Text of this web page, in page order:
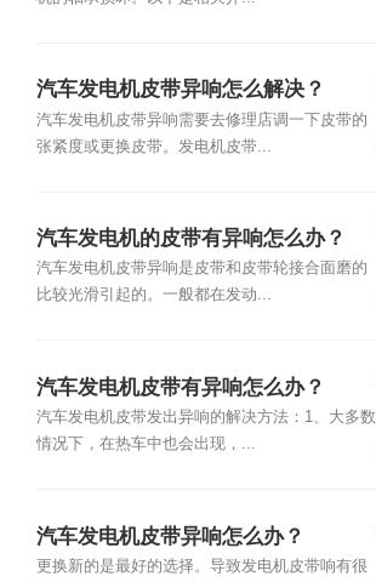
汽车发电机皮带异响怎么解决？
汽车发电机皮带异响需要去修理店调一下皮带的
张紧度或更换皮带。发电机皮带...
汽车发电机的皮带有异响怎么办？
汽车发电机皮带异响是皮带和皮带轮接合面磨的
比较光滑引起的。一般都在发动...
汽车发电机皮带有异响怎么办？
汽车发电机皮带发出异响的解决方法：1、大多数
情况下，在热车中也会出现，...
汽车发电机皮带异响怎么办？
更换新的是最好的选择。导致发电机皮带响有很